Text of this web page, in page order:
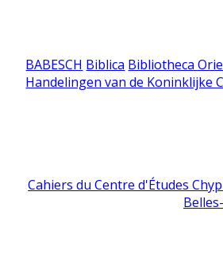
BABESCH Biblica Bibliotheca
Handelingen van de Koninklijke
Cahiers du Centre d'Études